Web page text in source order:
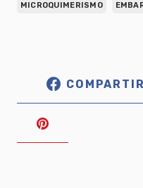
MICROQUIMERISMO
COMPARTIR